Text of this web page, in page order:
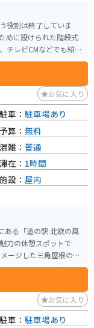
役割は終了していま
めに設けられた階段式
テレビCMなどでも紹介
、水の激しい流れによ
差約21メートルと距離
らげます。この階段の縁
流れ落ちる水がすだれ
産」に選ばれていま
近に見ることができ
お気に入り
ある「道の駅 北欧の風
力の休憩スポットで
を販売する物産館、レ
また、レストランで
できます。 バイク
トがおすすめです。
駐車： 駐車場あり
予算： 無料
混雑： 普通
滞在： 1時間
施設： 屋内
お気に入り
駐車： 駐車場あり